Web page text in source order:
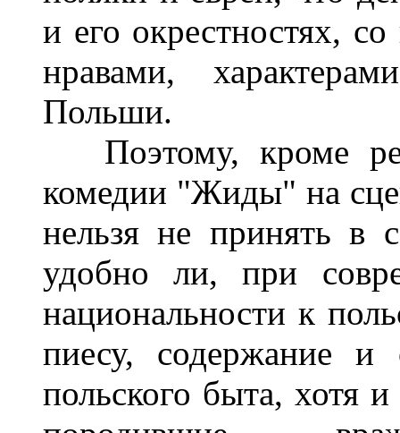
и его окрестностях,
нравами,
Польши.
Поэтому, кроме
комедии "Жиды" на
нельзя не принять в
удобно ли, при
национальности к
пиесу, содержание и
польского быта, хотя и